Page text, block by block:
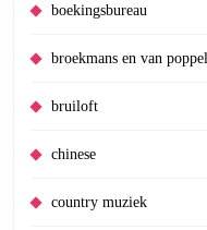
boekingsbureau
broekmans en van poppel
bruiloft
chinese
country muziek